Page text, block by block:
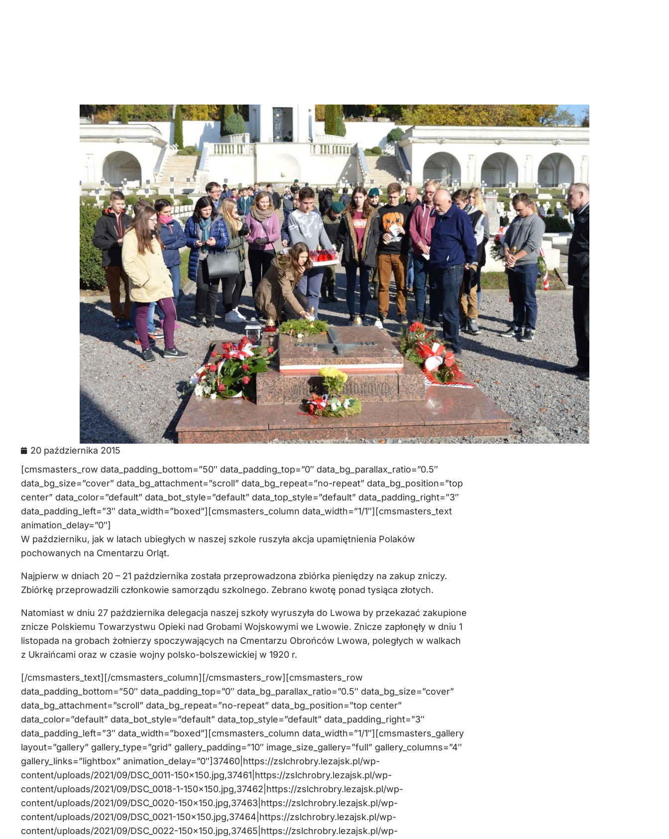
20 października 2015
[cmsmasters_row data_padding_bottom=”50″ data_padding_top=”0″ data_bg_parallax_ratio=”0.5″
data_bg_size=”cover” data_bg_attachment=”scroll” data_bg_repeat=”no-repeat” data_bg_position=”top
center” data_color=”default” data_bot_style=”default” data_top_style=”default” data_padding_right=”3″
data_padding_left=”3″ data_width=”boxed”][cmsmasters_column data_width=”1/1″][cmsmasters_text
animation_delay=”0″]
W październiku, jak w latach ubiegłych w naszej szkole ruszyła akcja upamiętnienia Polaków
pochowanych na Cmentarzu Orląt.
Najpierw w dniach 20 – 21 października została przeprowadzona zbiórka pieniędzy na zakup zniczy.
Zbiórkę przeprowadzili członkowie samorządu szkolnego. Zebrano kwotę ponad tysiąca złotych.
Natomiast w dniu 27 października delegacja naszej szkoły wyruszyła do Lwowa by przekazać zakupione
znicze Polskiemu Towarzystwu Opieki nad Grobami Wojskowymi we Lwowie. Znicze zapłonęły w dniu 1
listopada na grobach żołnierzy spoczywających na Cmentarzu Obrońców Lwowa, poległych w walkach
z Ukraińcami oraz w czasie wojny polsko-bolszewickiej w 1920 r.
[/cmsmasters_text][/cmsmasters_column][/cmsmasters_row][cmsmasters_row
data_padding_bottom=”50″ data_padding_top=”0″ data_bg_parallax_ratio=”0.5″ data_bg_size=”cover”
data_bg_attachment=”scroll” data_bg_repeat=”no-repeat” data_bg_position=”top center”
data_color=”default” data_bot_style=”default” data_top_style=”default” data_padding_right=”3″
data_padding_left=”3″ data_width=”boxed”][cmsmasters_column data_width=”1/1″][cmsmasters_gallery
layout=”gallery” gallery_type=”grid” gallery_padding=”10″ image_size_gallery=”full” gallery_columns=”4″
gallery_links=”lightbox” animation_delay=”0″]37460|https://zslchrobry.lezajsk.pl/wp-
content/uploads/2021/09/DSC_0011-150×150.jpg,37461|https://zslchrobry.lezajsk.pl/wp-
content/uploads/2021/09/DSC_0018-1-150×150.jpg,37462|https://zslchrobry.lezajsk.pl/wp-
content/uploads/2021/09/DSC_0020-150×150.jpg,37463|https://zslchrobry.lezajsk.pl/wp-
content/uploads/2021/09/DSC_0021-150×150.jpg,37464|https://zslchrobry.lezajsk.pl/wp-
content/uploads/2021/09/DSC_0022-150×150.jpg,37465|https://zslchrobry.lezajsk.pl/wp-